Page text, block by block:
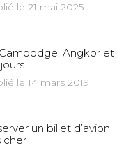
le 21 mai 2025
Angkor et
le 14 mars 2019
un billet d’avion
cher